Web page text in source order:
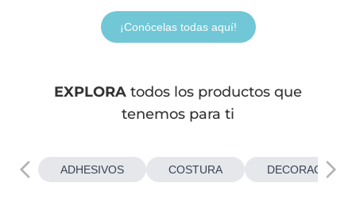
¡Conócelas todas aquí!
EXPLORA todos los productos que
tenemos para ti
ADHESIVOS COSTURA